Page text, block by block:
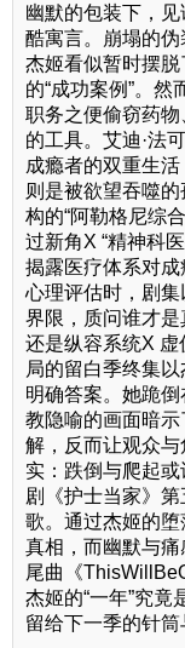
幽默的包装下，
酷寓言。崩塌的伪
杰姬看似暂时摆
的“成功案例”。
职务之便偷窃药
的工具。艾迪·法
成瘾者的双重生
则是被欲望吞噬
构的“阿勒格尼综
过新角X “精神科
揭露医疗体系对
心理评估时，剧集
界限，质问谁才
还是纵容系统X
局的留白季终集
明确答案。她跪
教隐喻的画面暗
解，反而让观众与
实：跌倒与爬起
剧《护士当家》
歌。通过杰姬的
真相，而幽默与
尾曲《
杰姬的“一年”究
留给下一季的针筒